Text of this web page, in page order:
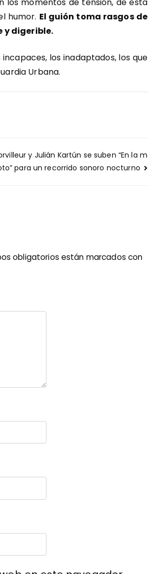
humor. El guión toma rasgos de
y digerible.
los inadaptados, los que
Urbana.
y Julián Kartún se suben “En la m
para un recorrido sonoro nocturno
obligatorios están marcados con